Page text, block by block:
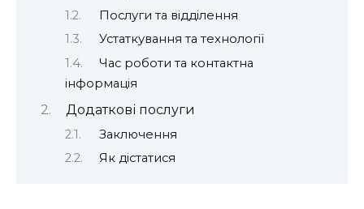
Послуги та відділення
Устаткування та технології
Час роботи та контактна
інформація
Додаткові послуги
Заключення
Як дістатися